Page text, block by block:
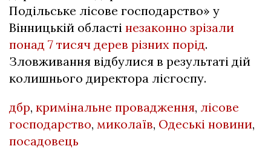
Подільське лісове господарство» у
Вінницькій області незаконно зрізали
понад 7 тисяч дерев різних порід.
Зловживання відбулися в результаті дій
колишнього директора лісгоспу.
дбр, кримінальне провадження, лісове
господарство, миколаїв, Одеські новини,
посадовець